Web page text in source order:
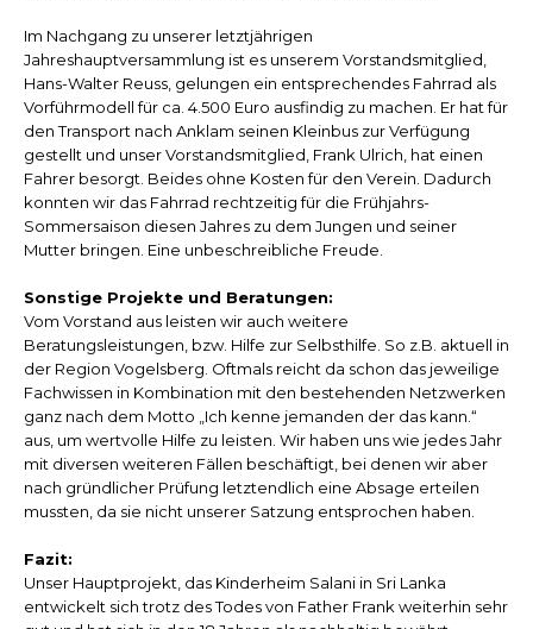
Im Nachgang zu unserer letztjährigen
Jahreshauptversammlung ist es unserem Vorstandsmitglied,
Hans-Walter Reuss, gelungen ein entsprechendes Fahrrad als
Vorführmodell für ca. 4.500 Euro ausfindig zu machen. Er hat für
den Transport nach Anklam seinen Kleinbus zur Verfügung
gestellt und unser Vorstandsmitglied, Frank Ulrich, hat einen
Fahrer besorgt. Beides ohne Kosten für den Verein. Dadurch
konnten wir das Fahrrad rechtzeitig für die Frühjahrs-
Sommersaison diesen Jahres zu dem Jungen und seiner
Mutter bringen. Eine unbeschreibliche Freude.
Sonstige Projekte und Beratungen:
Vom Vorstand aus leisten wir auch weitere
Beratungsleistungen, bzw. Hilfe zur Selbsthilfe. So z.B. aktuell in
der Region Vogelsberg. Oftmals reicht da schon das jeweilige
Fachwissen in Kombination mit den bestehenden Netzwerken
ganz nach dem Motto „Ich kenne jemanden der das kann.“
aus, um wertvolle Hilfe zu leisten. Wir haben uns wie jedes Jahr
mit diversen weiteren Fällen beschäftigt, bei denen wir aber
nach gründlicher Prüfung letztendlich eine Absage erteilen
mussten, da sie nicht unserer Satzung entsprochen haben.
Fazit:
Unser Hauptprojekt, das Kinderheim Salani in Sri Lanka
entwickelt sich trotz des Todes von Father Frank weiterhin sehr